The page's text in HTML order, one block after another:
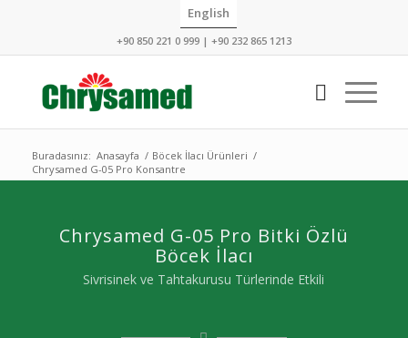
English
+90 850 221 0 999 | +90 232 865 1213
Buradasınız: Anasayfa / Böcek İlacı Ürünleri /
Chrysamed G-05 Pro Konsantre
Chrysamed G-05 Pro Bitki Özlü
Böcek İlacı
Sivrisinek ve Tahtakurusu Türlerinde Etkili